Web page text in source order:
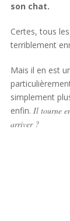
son chat.
Certes, tous
terriblement
Mais il en est
simplement
enfin. Il tourne
arriver ?